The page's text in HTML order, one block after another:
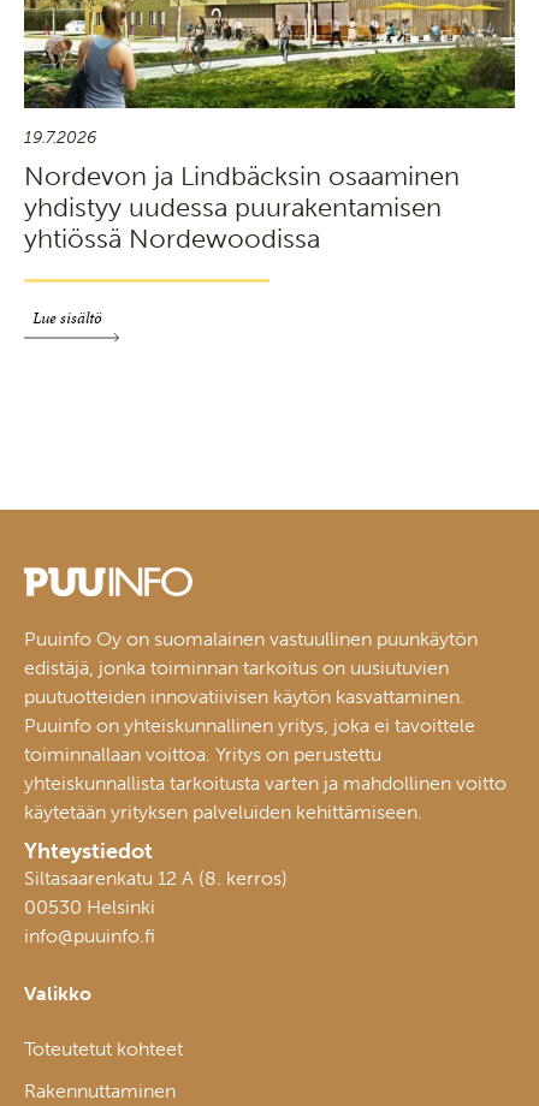
19.7.2026
Nordevon ja Lindbäcksin osaaminen
yhdistyy uudessa puurakentamisen
yhtiössä Nordewoodissa
Lue sisältö
Puuinfo Oy on suomalainen vastuullinen puunkäytön
edistäjä, jonka toiminnan tarkoitus on uusiutuvien
puutuotteiden innovatiivisen käytön kasvattaminen.
Puuinfo on yhteiskunnallinen yritys, joka ei tavoittele
toiminnallaan voittoa. Yritys on perustettu
yhteiskunnallista tarkoitusta varten ja mahdollinen voitto
käytetään yrityksen palveluiden kehittämiseen.
Yhteystiedot
Siltasaarenkatu 12 A (8. kerros)
00530 Helsinki
info@puuinfo.fi
Valikko
Toteutetut kohteet
Rakennuttaminen